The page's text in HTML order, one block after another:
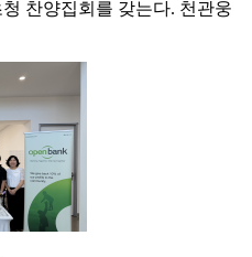
찬양집회를 갖는다. 천관웅